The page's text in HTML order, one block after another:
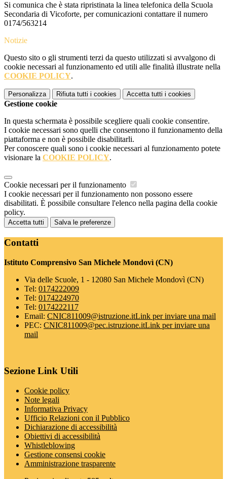
Si comunica che è stata ripristinata la linea telefonica della Scuola
Secondaria di Vicoforte, per comunicazioni contattare il numero
0174/563214
Notizie
Questo sito o gli strumenti terzi da questo utilizzati si avvalgono di
cookie necessari al funzionamento ed utili alle finalità illustrate nella
COOKIE POLICY.
Personalizza Rifiuta tutti i cookies Accetta tutti i cookies
Gestione cookie
In questa schermata è possibile scegliere quali cookie consentire.
I cookie necessari sono quelli che consentono il funzionamento della
piattaforma e non è possibile disabilitarli.
Per conoscere quali sono i cookie necessari al funzionamento potete
visionare la COOKIE POLICY.
Cookie necessari per il funzionamento
I cookie necessari per il funzionamento non possono essere
disabilitati. È possibile consultare l'elenco nella pagina della cookie
policy.
Accetta tutti Salva le preferenze
Contatti
Istituto Comprensivo San Michele Mondovì (CN)
Via delle Scuole, 1 - 12080 San Michele Mondovì (CN)
Tel: 0174222009
Tel: 0174224970
Tel: 0174222117
Email: CNIC811009@istruzione.itLink per inviare una mail
PEC: CNIC811009@pec.istruzione.itLink per inviare una
mail
Sezione Link Utili
Cookie policy
Note legali
Informativa Privacy
Ufficio Relazioni con il Pubblico
Dichiarazione di accessibilità
Obiettivi di accessibilità
Whistleblowing
Gestione consensi cookie
Amministrazione trasparente